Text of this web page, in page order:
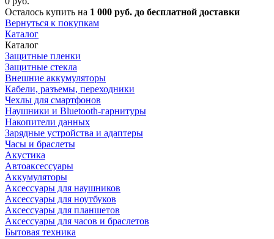
Осталось купить на 1 000 руб. до бесплатной доставки
Вернуться к покупкам
Каталог
Каталог
Защитные пленки
Защитные стекла
Внешние аккумуляторы
Кабели, разъемы, переходники
Чехлы для смартфонов
Наушники и Bluetooth-гарнитуры
Накопители данных
Зарядные устройства и адаптеры
Часы и браслеты
Акустика
Автоаксессуары
Аккумуляторы
Аксессуары для наушников
Аксессуары для ноутбуков
Аксессуары для планшетов
Аксессуары для часов и браслетов
Бытовая техника